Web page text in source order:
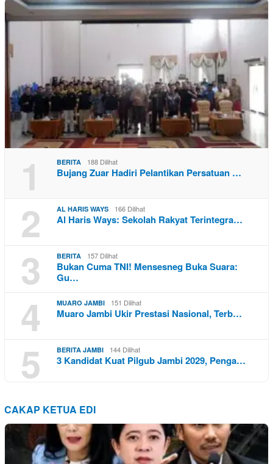
1 BERITA 188 Dilihat
Bujang Zuar Hadiri Pelantikan Persatuan …
2 AL HARIS WAYS 166 Dilihat
Al Haris Ways: Sekolah Rakyat Terintegra…
3 BERITA 157 Dilihat
Bukan Cuma TNI! Mensesneg Buka Suara:
Gu…
4 MUARO JAMBI 151 Dilihat
Muaro Jambi Ukir Prestasi Nasional, Terb…
5 BERITA JAMBI 144 Dilihat
3 Kandidat Kuat Pilgub Jambi 2029, Penga…
CAKAP KETUA EDI